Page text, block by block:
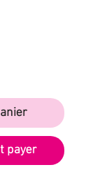
payer